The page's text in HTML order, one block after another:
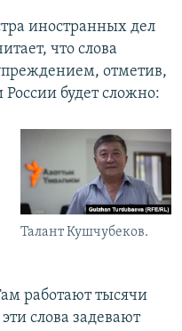
иностранных дел
что слова
отметив,
России будет сложно:
Талант Кушчубеков.
работают тысячи
слова задевают